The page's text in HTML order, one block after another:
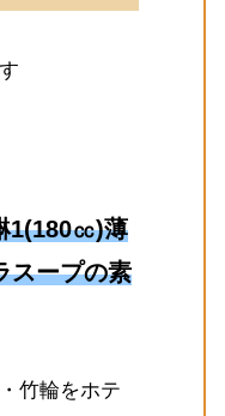
1(180㏄)薄
スープの素
竹輪をホテ